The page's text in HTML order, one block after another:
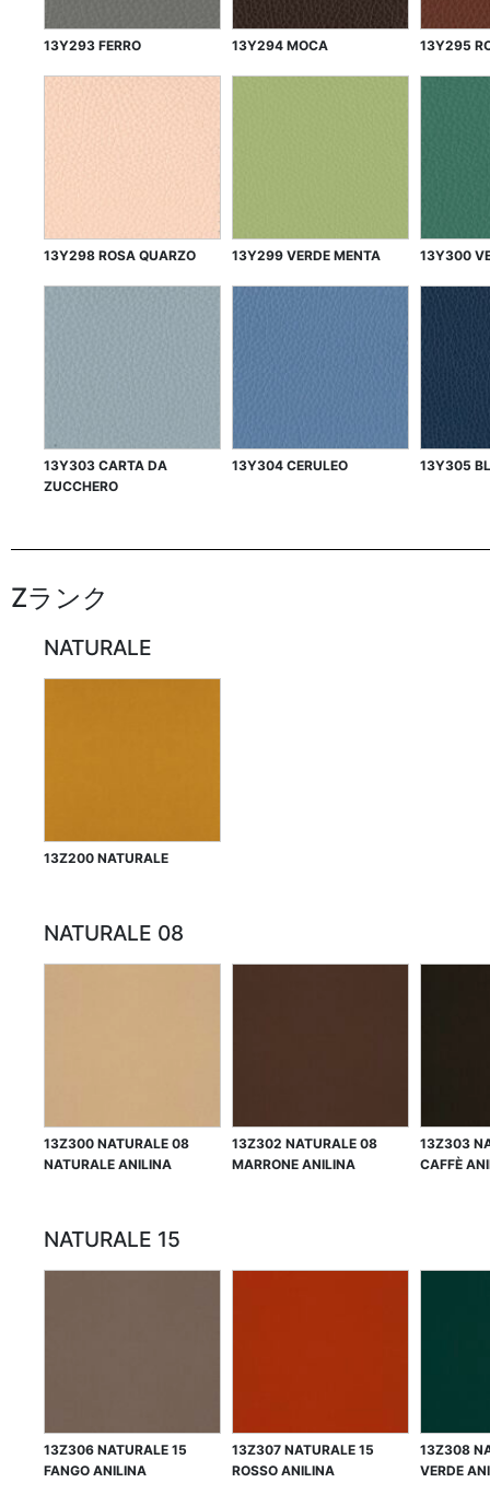
13Y293 FERRO 13Y294 MOCA 13Y295
13Y298 ROSA QUARZO 13Y299 VERDE MENTA 13Y300
13Y303 CARTA DA
ZUCCHERO
13Y304 CERULEO 13Y305
Zランク
NATURALE
13Z200 NATURALE
NATURALE 08
13Z300 NATURALE 08
NATURALE ANILINA
13Z302 NATURALE 08
MARRONE ANILINA
13Z303
CAFFÈ
NATURALE 15
13Z306 NATURALE 15
FANGO ANILINA
13Z307 NATURALE 15
ROSSO ANILINA
13Z308
VERDE